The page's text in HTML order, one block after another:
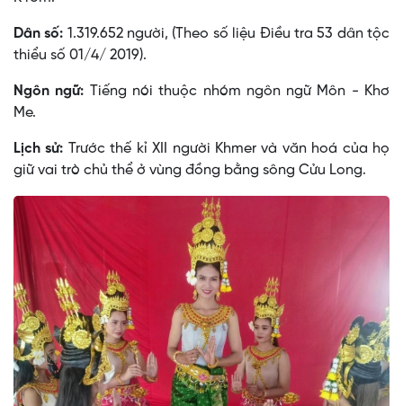
Dân số: 1.319.652 người, (Theo số liệu Điều tra 53 dân tộc
thiểu số 01/4/ 2019).
Ngôn ngữ: Tiếng nói thuộc nhóm ngôn ngữ Môn - Khơ
Me.
Lịch sử: Trước thế kỉ XII người Khmer và văn hoá của họ
giữ vai trò chủ thể ở vùng đồng bằng sông Cửu Long.